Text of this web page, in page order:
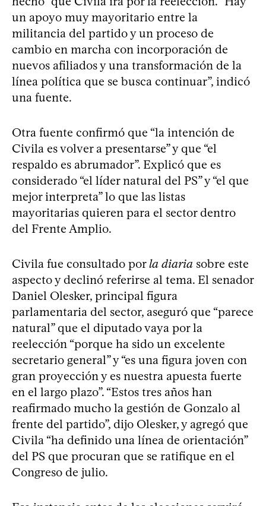
un apoyo muy mayoritario entre la
militancia del partido y un proceso de
cambio en marcha con incorporación de
nuevos afiliados y una transformación de la
línea política que se busca continuar”, indicó
una fuente.
Otra fuente confirmó que “la intención de
Civila es volver a presentarse” y que “el
respaldo es abrumador”. Explicó que es
considerado “el líder natural del PS” y “el que
mejor interpreta” lo que las listas
mayoritarias quieren para el sector dentro
del Frente Amplio.
Civila fue consultado porla diaria sobre este
aspecto y declinó referirse al tema. El senador
Daniel Olesker, principal figura
parlamentaria del sector, aseguró que “parece
natural” que el diputado vaya por la
reelección “porque ha sido un excelente
secretario general” y “es una figura joven con
gran proyección y es nuestra apuesta fuerte
en el largo plazo”. “Estos tres años han
reafirmado mucho la gestión de Gonzalo al
frente del partido”, dijo Olesker, y agregó que
Civila “ha definido una línea de orientación”
del PS que procuran que se ratifique en el
Congreso de julio.